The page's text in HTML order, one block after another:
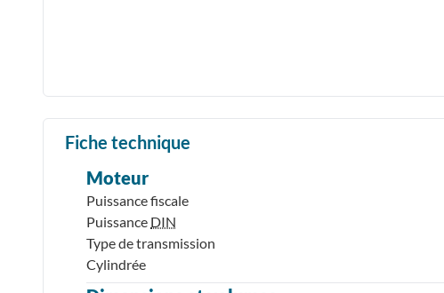
Fiche technique
Moteur
Puissance fiscale
Puissance DIN
Type de transmission
Cylindrée